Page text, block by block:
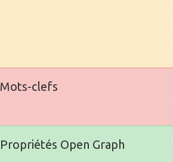
Mots-clefs
Propriétés Open Graph